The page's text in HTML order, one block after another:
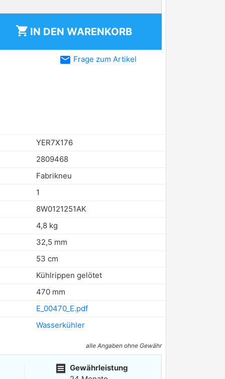
shopping_cart IN DEN WARENKORB
email Frage zum Artikel
YER7X176
2809468
Fabrikneu
1
8W0121251AK
4,8 kg
32,5 mm
53 cm
Kühlrippen gelötet
470 mm
E_00470_E.pdf
Wasserkühler
alle Angaben ohne Gewähr
receipt Gewährleistung